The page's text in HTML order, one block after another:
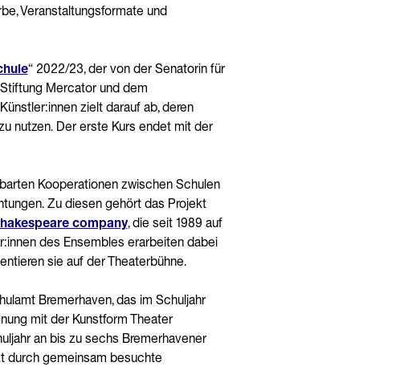
Veranstaltungsformate und
“ 2022/23, der von der Senatorin für
Mercator und dem
zielt darauf ab, deren
nutzen. Der erste Kurs endet mit der
Kooperationen zwischen Schulen
Zu diesen gehört das Projekt
company, die seit 1989 auf
des Ensembles erarbeiten dabei
sie auf der Theaterbühne.
Bremerhaven, das im Schuljahr
mit der Kunstform Theater
an bis zu sechs Bremerhavener
durch gemeinsam besuchte